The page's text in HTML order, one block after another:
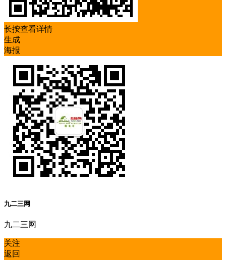
长按查看详情
生成
海报
九二三网
九二三网
关注
返回